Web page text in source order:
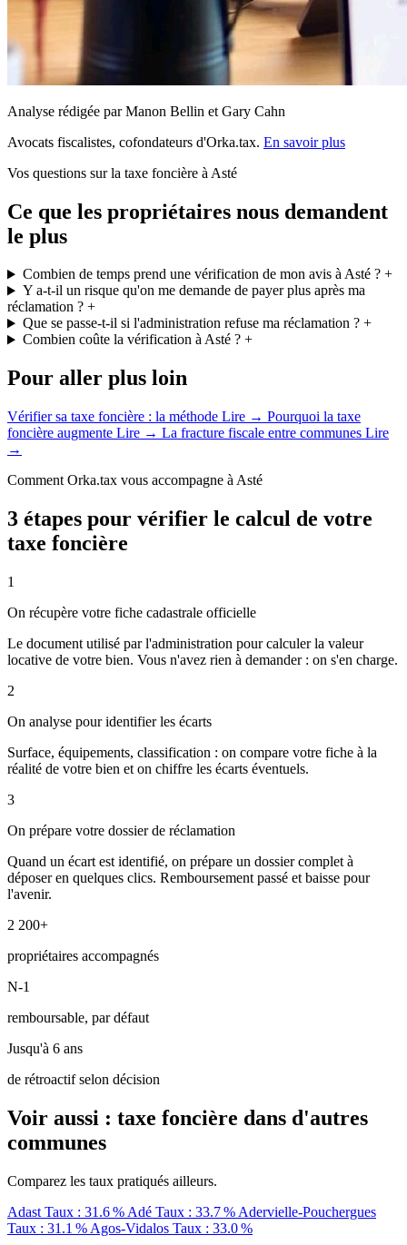
Analyse rédigée par Manon Bellin et Gary Cahn
Avocats fiscalistes, cofondateurs d'Orka.tax. En savoir plus
Vos questions sur la taxe foncière à Asté
Ce que les propriétaires nous demandent
le plus
Combien de temps prend une vérification de mon avis à Asté ?+
Y a-t-il un risque qu'on me demande de payer plus après ma
réclamation ? +
Que se passe-t-il si l'administration refuse ma réclamation ?+
Combien coûte la vérification à Asté ?+
Pour aller plus loin
Vérifier sa taxe foncière : la méthode Lire → Pourquoi la taxe
foncière augmente Lire → La fracture fiscale entre communes Lire
→
Comment Orka.tax vous accompagne à Asté
3 étapes pour vérifier le calcul de votre
taxe foncière
1
On récupère votre fiche cadastrale officielle
Le document utilisé par l'administration pour calculer la valeur
locative de votre bien. Vous n'avez rien à demander : on s'en charge.
2
On analyse pour identifier les écarts
Surface, équipements, classification : on compare votre fiche à la
réalité de votre bien et on chiffre les écarts éventuels.
3
On prépare votre dossier de réclamation
Quand un écart est identifié, on prépare un dossier complet à
déposer en quelques clics. Remboursement passé et baisse pour
l'avenir.
2 200+
propriétaires accompagnés
N-1
remboursable, par défaut
Jusqu'à 6 ans
de rétroactif selon décision
Voir aussi : taxe foncière dans d'autres
communes
Comparez les taux pratiqués ailleurs.
Adast Taux : 31.6 % Adé Taux : 33.7 % Adervielle-Pouchergues
Taux : 31.1 % Agos-Vidalos Taux : 33.0 %